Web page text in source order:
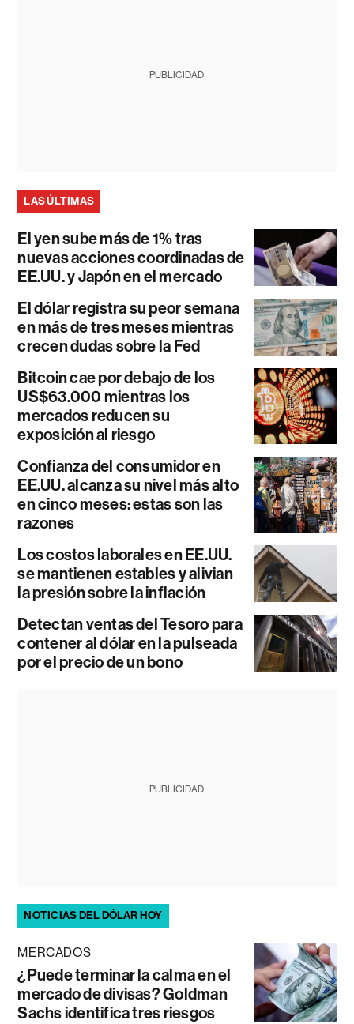
PUBLICIDAD
LAS ÚLTIMAS
El yen sube más de 1% tras
nuevas acciones coordinadas de
EE.UU. y Japón en el mercado
El dólar registra su peor semana
en más de tres meses mientras
crecen dudas sobre la Fed
Bitcoin cae por debajo de los
US$63.000 mientras los
mercados reducen su
exposición al riesgo
Confianza del consumidor en
EE.UU. alcanza su nivel más alto
en cinco meses: estas son las
razones
Los costos laborales en EE.UU.
se mantienen estables y alivian
la presión sobre la inflación
Detectan ventas del Tesoro para
contener al dólar en la pulseada
por el precio de un bono
PUBLICIDAD
NOTICIAS DEL DÓLAR HOY
MERCADOS
¿Puede terminar la calma en el
mercado de divisas? Goldman
Sachs identifica tres riesgos